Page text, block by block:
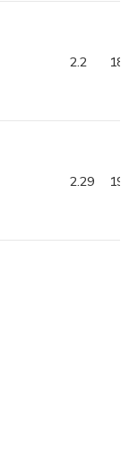
2.2 18.5
2.29 19.0